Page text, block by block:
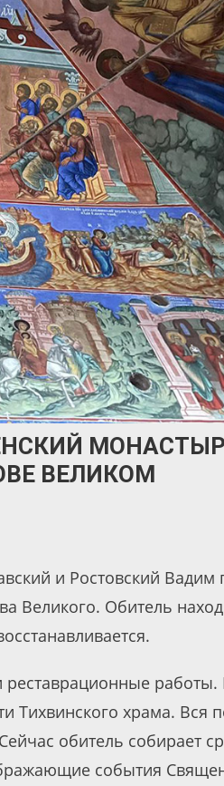
ВЕЛИКОМ
и Ростовский Вадим
Великого. Обитель
Тихвинского храма. Вся
обитель собирает
события